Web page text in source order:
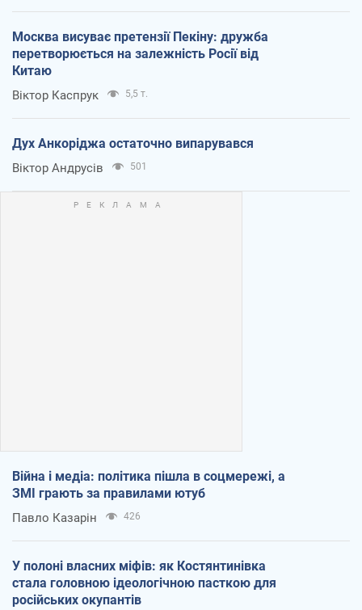
Москва висуває претензії Пекіну: дружба
перетворюється на залежність Росії від
Китаю
Віктор Каспрук 5,5 т.
Дух Анкоріджа остаточно випарувався
Віктор Андрусів 501
Війна і медіа: політика пішла в соцмережі, а
ЗМІ грають за правилами ютуб
Павло Казарін 426
У полоні власних міфів: як Костянтинівка
стала головною ідеологічною пасткою для
російських окупантів